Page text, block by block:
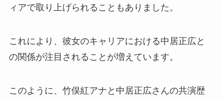
ィアで取り上げられることもありました。
これにより、彼女のキャリアにおける中居正広と
の関係が注目されることが増えています。
このように、竹俣紅アナと中居正広さんの共演歴